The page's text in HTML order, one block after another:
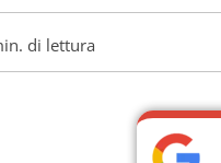
di lettura